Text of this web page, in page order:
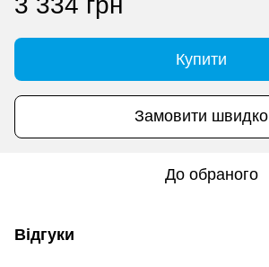
Купити
Замовити швидко
До обраного
Відгуки